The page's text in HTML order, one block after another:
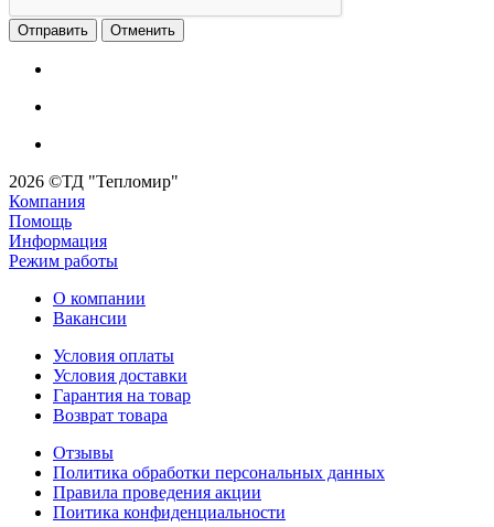
Отменить
2026 ©ТД "Тепломир"
Компания
Помощь
Информация
Режим работы
О компании
Вакансии
Условия оплаты
Условия доставки
Гарантия на товар
Возврат товара
Отзывы
Политика обработки персональных данных
Правила проведения акции
Поитика конфиденциальности